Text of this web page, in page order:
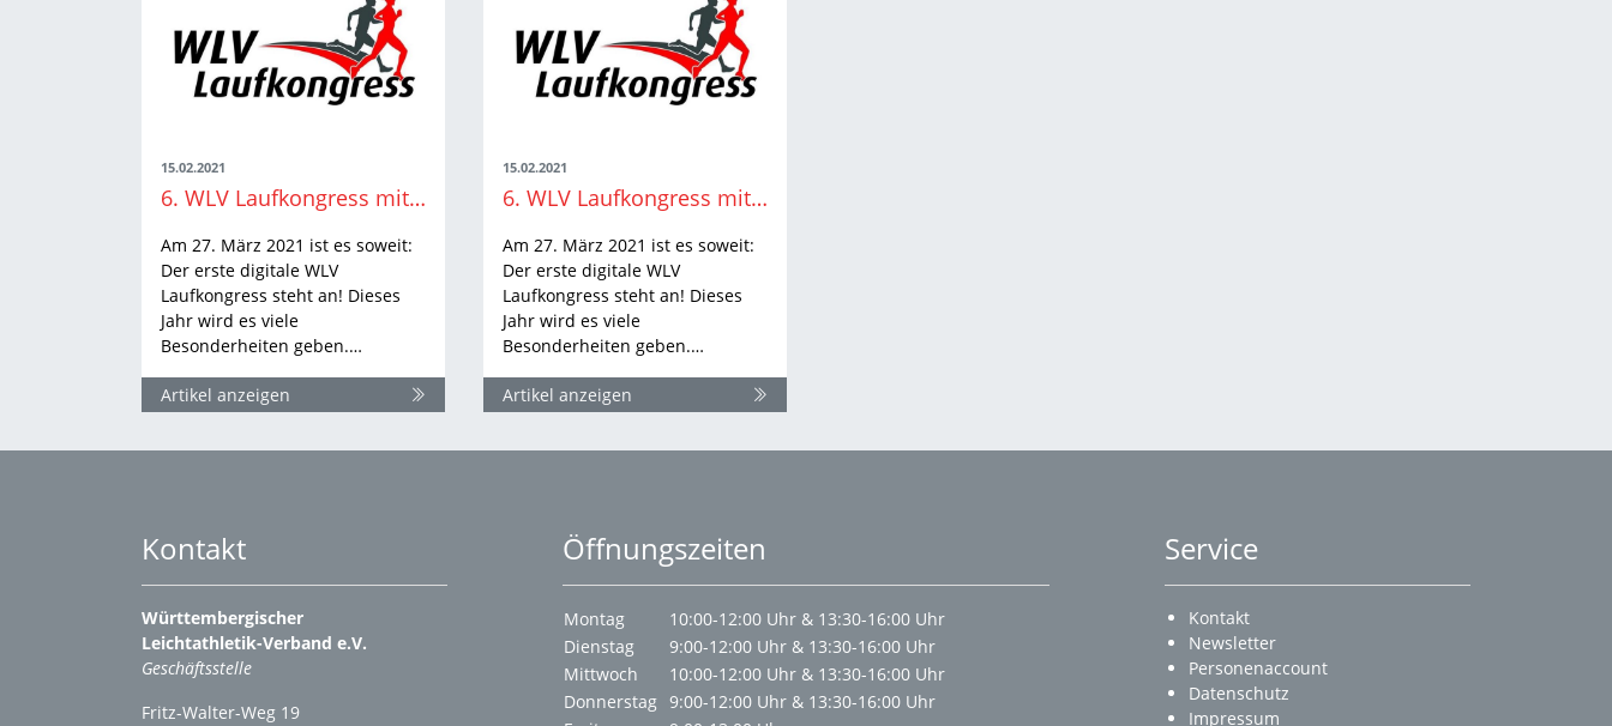
15.02.2021
6. WLV Laufkongress mit Friday-Evening-Cooking
Am 27. März 2021 ist es soweit:
Der erste digitale WLV
Laufkongress steht an! Dieses
Jahr wird es viele
Besonderheiten geben.…
Artikel anzeigen
15.02.2021
6. WLV Laufkongress mit Friday-Evening-Cooking
Am 27. März 2021 ist es soweit:
Der erste digitale WLV
Laufkongress steht an! Dieses
Jahr wird es viele
Besonderheiten geben.…
Artikel anzeigen
Kontakt
Württembergischer
Leichtathletik-Verband e.V.
Geschäftsstelle
Fritz-Walter-Weg 19
Öffnungszeiten
Montag
10:00-12:00 Uhr & 13:30-16:00 Uhr
Dienstag
9:00-12:00 Uhr & 13:30-16:00 Uhr
Mittwoch
10:00-12:00 Uhr & 13:30-16:00 Uhr
Donnerstag 9:00-12:00 Uhr & 13:30-16:00 Uhr
Service
Kontakt
Newsletter
Personenaccount
Datenschutz
Impressum